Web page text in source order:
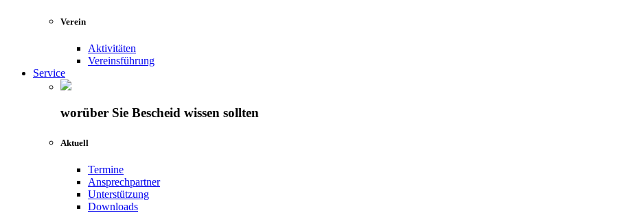
Verein
Aktivitäten
Vereinsführung
Service
worüber Sie Bescheid wissen sollten
Aktuell
Termine
Ansprechpartner
Unterstützung
Downloads